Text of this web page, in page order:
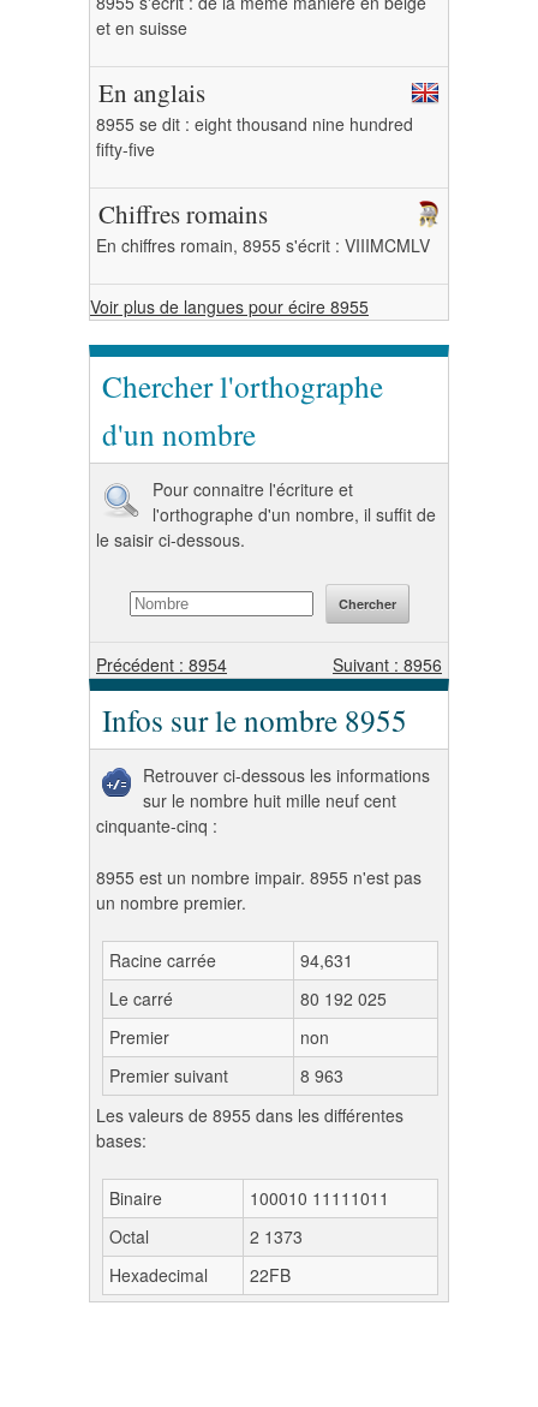
et en suisse
En anglais
8955 se dit : eight thousand nine hundred
fifty-five
Chiffres romains
En chiffres romain, 8955 s'écrit : VIIIMCMLV
Voir plus de langues pour écire 8955
Chercher l'orthographe
d'un nombre
Pour connaitre l'écriture et
l'orthographe d'un nombre, il suffit de
le saisir ci-dessous.
Précédent : 8954 Suivant : 8956
Infos sur le nombre 8955
Retrouver ci-dessous les informations
sur le nombre huit mille neuf cent
cinquante-cinq :
8955 est un nombre impair. 8955 n'est pas
un nombre premier.
Racine carrée
94,631
Le carré
80 192 025
Premier
non
Premier suivant
8 963
Les valeurs de 8955 dans les différentes
bases:
Binaire
100010 11111011
Octal
2 1373
Hexadecimal
22FB